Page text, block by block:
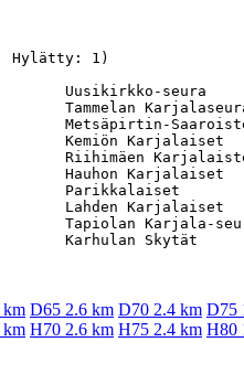
Hylätty: 1)
Uusikirkko-seura
Tammelan
Metsäpirtin-
Kemiön Karjalaiset
Riihimäen
Hauhon Karjalaiset
Parikkalaiset
Lahden Karjalaiset
Tapiolan Karjala-
km D65 2.6 km D70 2.4 km D75
km H70 2.6 km H75 2.4 km H80